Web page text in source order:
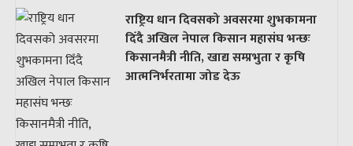
राष्ट्रिय धान दिवसको अवसरमा शुभकामना
दिँदै अखिल नेपाल किसान महासंघ भन्छः
किसानमैत्री नीति, खाद्य सम्प्रभुता र कृषि
आत्मनिर्भरतामा जोड देऊ